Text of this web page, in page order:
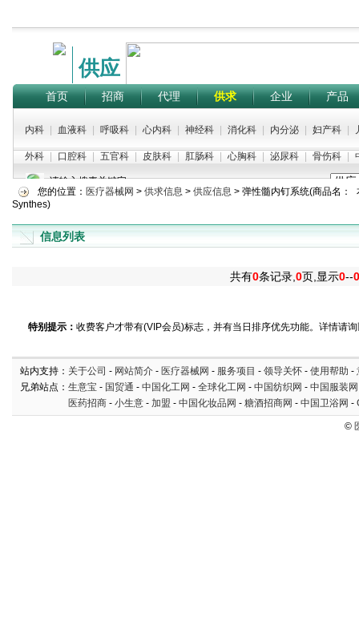
供应
首页 招商 代理 供求 企业 产品
内科 血液科 呼吸科 心内科 神经科 消化科 内分泌 妇产科
外科 口腔科 五官科 皮肤科 肛肠科 心胸科 泌尿科 骨伤科
请输入搜素关键字：
您的位置： 医疗器械网 > 供求信息 > 供应信息 > 弹性髓内钉系统(商品名：
Synthes)
信息列表
共有0条记录, 0页,显示0--0
特别提示： 收费客户才带有(VIP会员)标志，并有当日排序优先功能。详情请询
站内支持： 关于公司 - 网站简介 - 医疗器械网 - 服务项目 - 领导关怀 - 使用帮助 -
兄弟站点： 生意宝 - 国贸通 - 中国化工网 - 全球化工网 - 中国纺织网 - 中国服装网
医药招商 - 小生意 - 加盟 - 中国化妆品网 - 糖酒招商网 - 中国卫浴网 -
©